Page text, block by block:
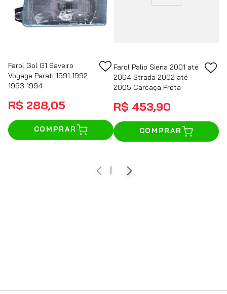
Farol Gol G1 Saveiro
Voyage Parati 1991 1992
1993 1994
R$ 288,05
COMPRAR
Farol Palio Siena 2001 até
2004 Strada 2002 até
2005 Carcaça Preta
R$ 453,90
COMPRAR